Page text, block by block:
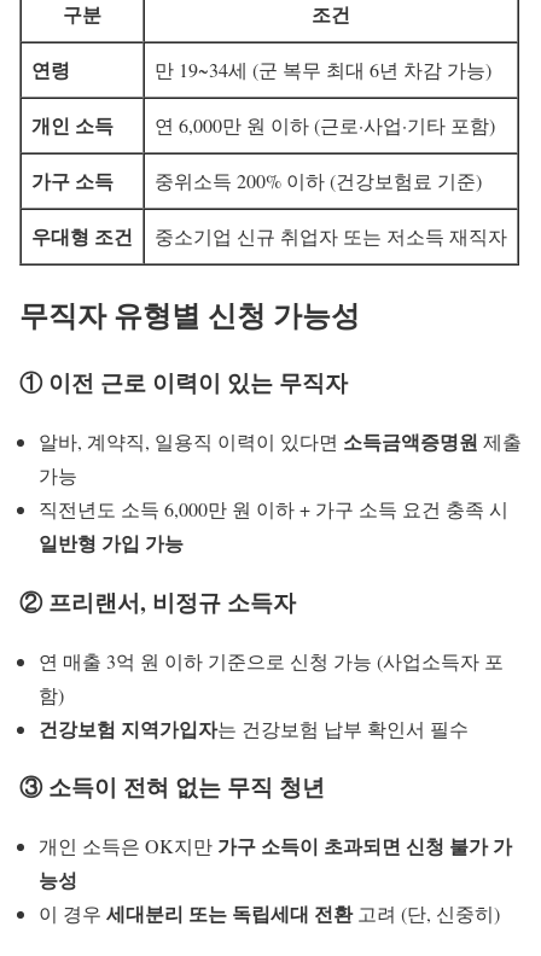
구분
조건
연령
만 19~34세 (군 복무 최대 6년 차감 가능)
개인 소득 연 6,000만 원 이하 (근로·사업·기타 포함)
가구 소득 중위소득 200% 이하 (건강보험료 기준)
우대형 조건 중소기업 신규 취업자 또는 저소득 재직자
무직자 유형별 신청 가능성
① 이전 근로 이력이 있는 무직자
알바, 계약직, 일용직 이력이 있다면 소득금액증명원 제출
가능
직전년도 소득 6,000만 원 이하 + 가구 소득 요건 충족 시
일반형 가입 가능
② 프리랜서, 비정규 소득자
연 매출 3억 원 이하 기준으로 신청 가능 (사업소득자 포
함)
건강보험 지역가입자는 건강보험 납부 확인서 필수
③ 소득이 전혀 없는 무직 청년
개인 소득은 OK지만 가구 소득이 초과되면 신청 불가 가
능성
이 경우 세대분리 또는 독립세대 전환고려 (단, 신중히)